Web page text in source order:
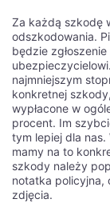
Za każdą szkodę
odszkodowania.
będzie
najmniejszym
konkretnej
wypłacone w
procent. Im
tym lepiej dla nas.
mamy na to
szkody należy
notatka policyjna,
zdjęcia.